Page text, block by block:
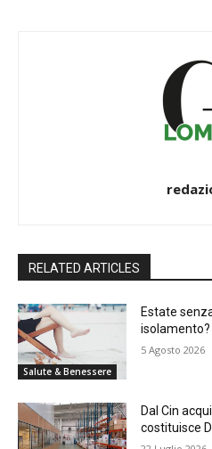
RELATED ARTICLES
Salute & Benessere
Estate
isolamento?
5 Agosto 2026
Dal Cin
costituisce